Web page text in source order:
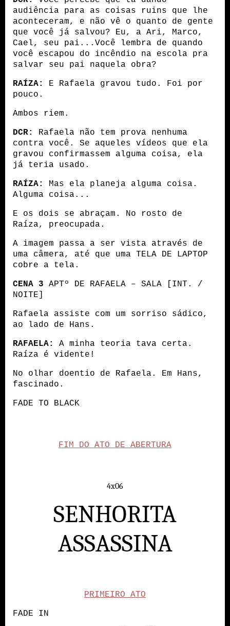
audiência para as coisas ruins que lhe
aconteceram, e não vê o quanto de gente
que você já salvou? Eu, a Ari, Marco,
Cael, seu pai...Você lembra de quando
você escapou do incêndio na escola pra
salvar seu pai naquela obra?
RAÍZA:
E Rafaela gravou tudo. Foi por
pouco.
Ambos riem.
DCR:
Rafaela não tem prova nenhuma
contra você. Se aqueles vídeos que ela
gravou confirmassem alguma coisa, ela
já teria usado.
RAÍZA:
Mas ela planeja alguma coisa.
Alguma coisa...
E os dois se abraçam. No rosto de
Raíza, preocupada.
A imagem passa a ser vista através de
uma câmera, até que uma TELA DE LAPTOP
cobre a tela.
CENA 3 APTº DE RAFAELA – SALA [INT. /
NOITE]
Rafaela assiste com um sorriso sádico,
ao lado de Hans.
RAFAELA:
A minha teoria tava certa.
Raíza é vidente!
No olhar doentio de Rafaela. Em Hans,
fascinado.
FADE TO BLACK
FIM DO ATO DE ABERTURA
4x06
SENHORITA
ASSASSINA
PRIMEIRO ATO
FADE IN